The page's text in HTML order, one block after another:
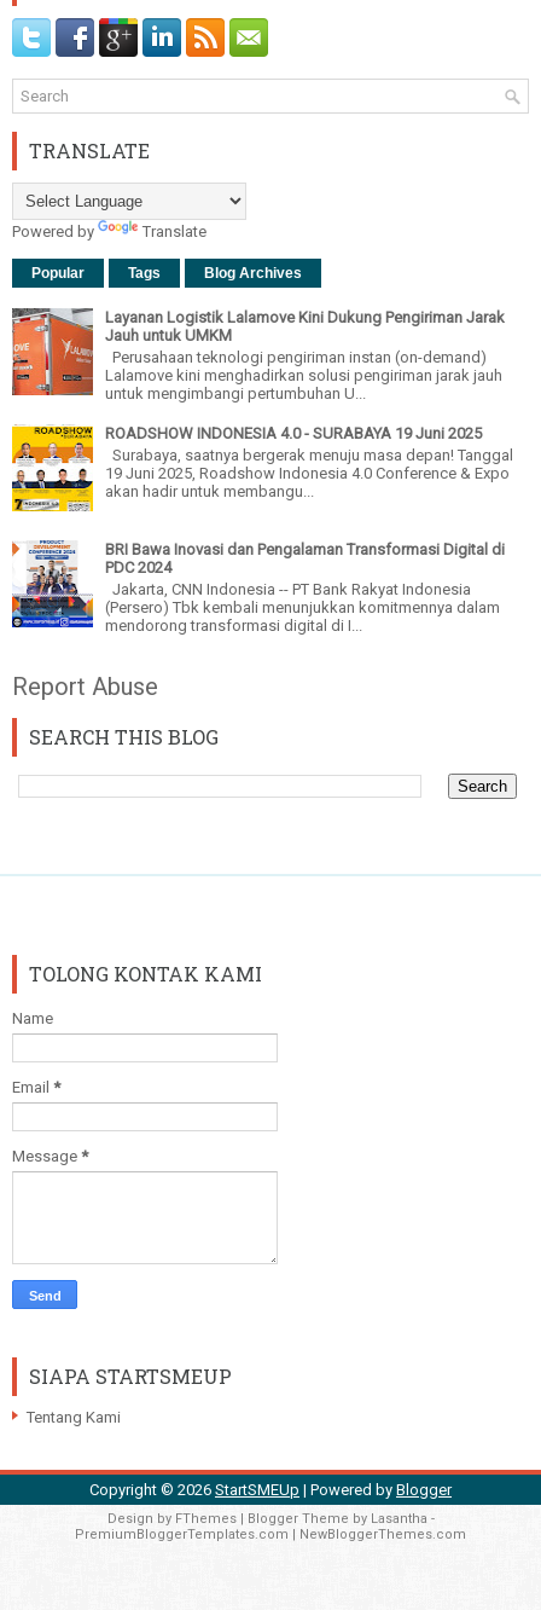
TRANSLATE
Powered by Translate
Popular Tags Blog Archives
Layanan Logistik Lalamove Kini Dukung Pengiriman Jarak
Jauh untuk UMKM
Perusahaan teknologi pengiriman instan (on-demand)
Lalamove kini menghadirkan solusi pengiriman jarak jauh
untuk mengimbangi pertumbuhan U...
ROADSHOW INDONESIA 4.0 - SURABAYA 19 Juni 2025
Surabaya, saatnya bergerak menuju masa depan! Tanggal
19 Juni 2025, Roadshow Indonesia 4.0 Conference & Expo
akan hadir untuk membangu...
BRI Bawa Inovasi dan Pengalaman Transformasi Digital di
PDC 2024
Jakarta, CNN Indonesia -- PT Bank Rakyat Indonesia
(Persero) Tbk kembali menunjukkan komitmennya dalam
mendorong transformasi digital di I...
Report Abuse
SEARCH THIS BLOG
TOLONG KONTAK KAMI
Name
Email *
Message *
SIAPA STARTSMEUP
Tentang Kami
Copyright © 2026 StartSMEUp | Powered by Blogger
Design by FThemes| Blogger Theme by Lasantha -
PremiumBloggerTemplates.com
NewBloggerThemes.com